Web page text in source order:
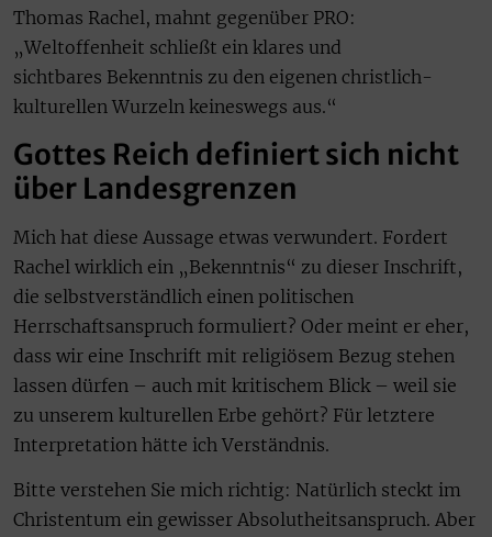
Thomas Rachel, mahnt gegenüber PRO:
„Weltoffenheit schließt ein klares und
sichtbares Bekenntnis zu den eigenen christlich-
kulturellen Wurzeln keineswegs aus.“
Gottes Reich definiert sich nicht
über Landesgrenzen
Mich hat diese Aussage etwas verwundert. Fordert
Rachel wirklich ein „Bekenntnis“ zu dieser Inschrift,
die selbstverständlich einen politischen
Herrschaftsanspruch formuliert? Oder meint er eher,
dass wir eine Inschrift mit religiösem Bezug stehen
lassen dürfen – auch mit kritischem Blick – weil sie
zu unserem kulturellen Erbe gehört? Für letztere
Interpretation hätte ich Verständnis.
Bitte verstehen Sie mich richtig: Natürlich steckt im
Christentum ein gewisser Absolutheitsanspruch. Aber